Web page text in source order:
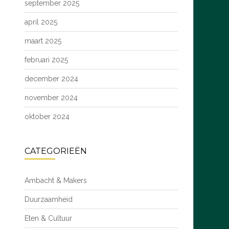
september 2025
april 2025
maart 2025
februari 2025
december 2024
november 2024
oktober 2024
CATEGORIEËN
Ambacht & Makers
Duurzaamheid
Eten & Cultuur